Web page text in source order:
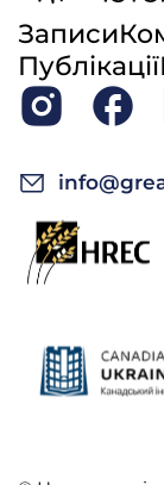
Записи
Публікації